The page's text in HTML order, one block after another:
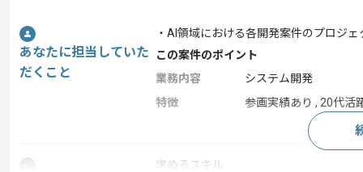
あなたに担当していた
だくこと
・AI領域における各開発案件のプロジ
この案件のポイント
業務内容
システム開発
特徴
参画実績あり , 20代活
求めるスキル